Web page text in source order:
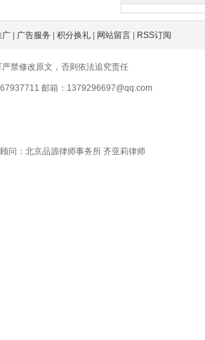
广 广告服务 积分换礼 网站留言 RSS订阅
禁修改原文，否则依法追究责任
邮箱：1379296697@qq.com
问：北京品源律师事务所 齐亚莉律师